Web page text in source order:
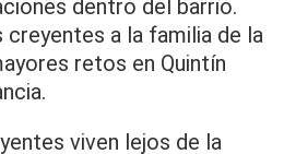
dentro del barrio.
creyentes a la familia de la
retos en Quintín
viven lejos de la